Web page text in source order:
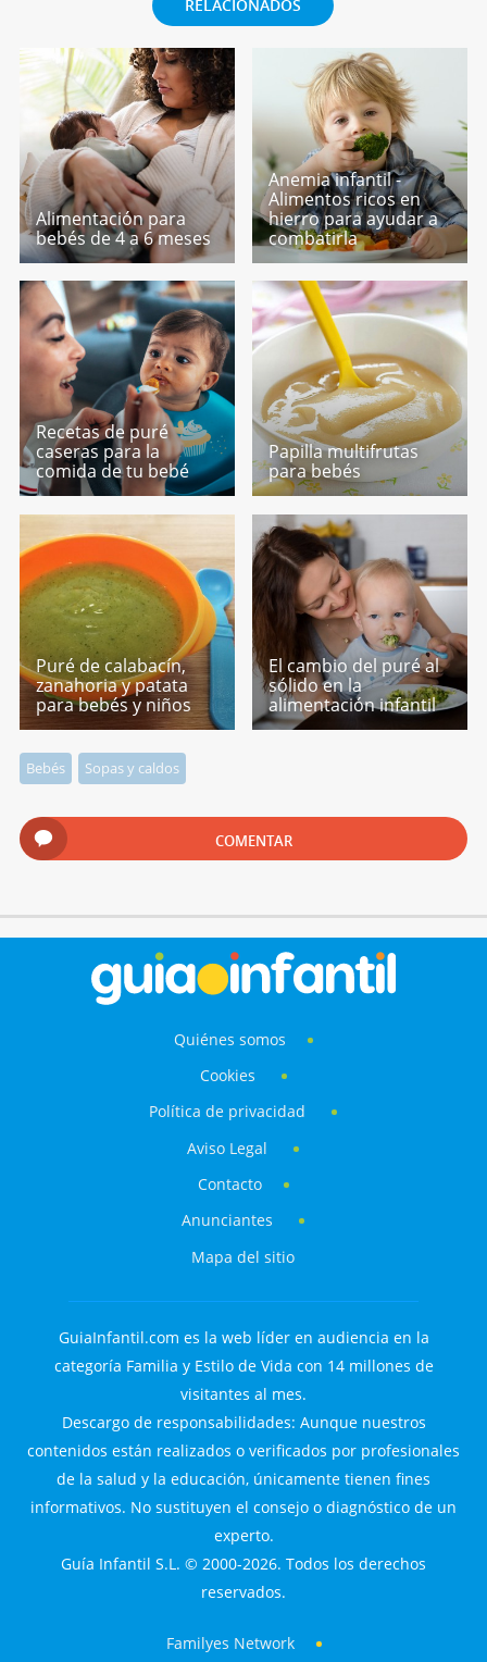
RELACIONADOS
Alimentación para
bebés de 4 a 6 meses
Anemia infantil -
Alimentos ricos en
hierro para ayudar a
combatirla
Recetas de puré
caseras para la
comida de tu bebé
Papilla multifrutas
para bebés
Puré de calabacín,
zanahoria y patata
para bebés y niños
El cambio del puré al
sólido en la
alimentación infantil
Bebés Sopas y caldos
COMENTAR
Quiénes somos
Cookies
Política de privacidad
Aviso Legal
Contacto
Anunciantes
Mapa del sitio
GuiaInfantil.com es la web líder en audiencia en la
categoría Familia y Estilo de Vida con 14 millones de
visitantes al mes.
Descargo de responsabilidades: Aunque nuestros
contenidos están realizados o verificados por profesionales
de la salud y la educación, únicamente tienen fines
informativos. No sustituyen el consejo o diagnóstico de un
experto.
Guía Infantil S.L. © 2000-2026. Todos los derechos
reservados.
Familyes Network